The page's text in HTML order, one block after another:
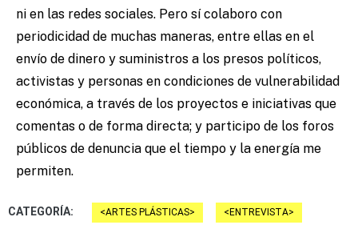
ni en las redes sociales. Pero sí colaboro con
periodicidad de muchas maneras, entre ellas en el
envío de dinero y suministros a los presos políticos,
activistas y personas en condiciones de vulnerabilidad
económica, a través de los proyectos e iniciativas que
comentas o de forma directa; y participo de los foros
públicos de denuncia que el tiempo y la energía me
permiten.
CATEGORÍA: ARTES PLÁSTICAS ENTREVISTA